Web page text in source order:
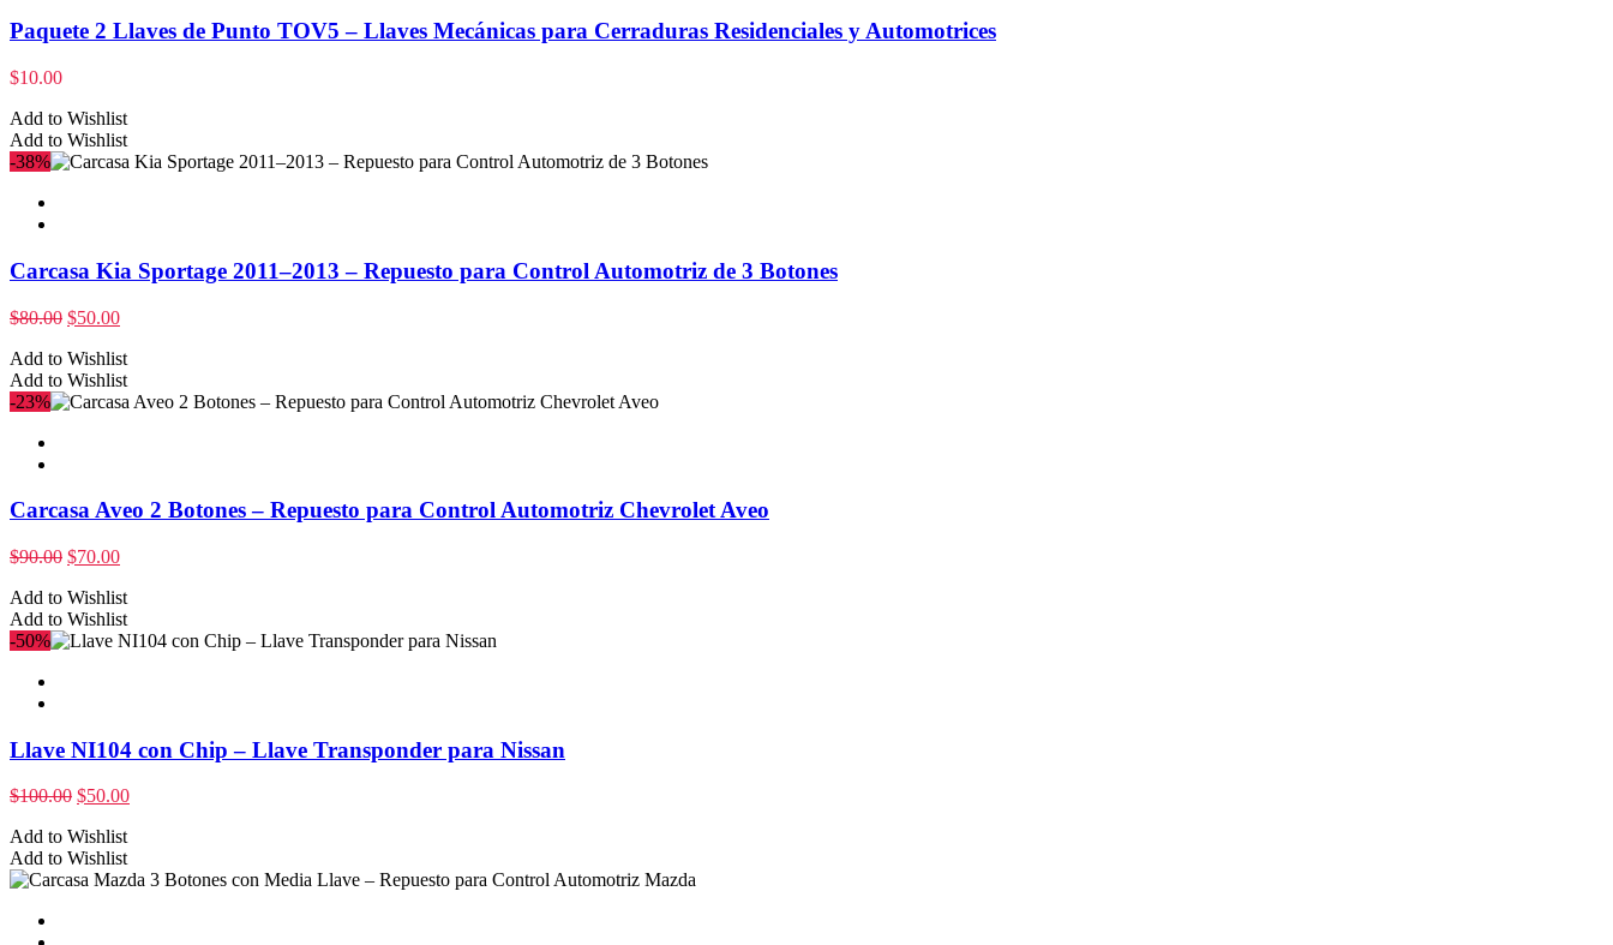
Paquete 2 Llaves de Punto TOV5 – Llaves Mecánicas para Cerraduras Residenciales y Automotrices
$10.00
Add to Wishlist
Add to Wishlist
-38%
Carcasa Kia Sportage 2011–2013 – Repuesto para Control Automotriz de 3 Botones
$80.00 $50.00
Add to Wishlist
Add to Wishlist
-23%
Carcasa Aveo 2 Botones – Repuesto para Control Automotriz Chevrolet Aveo
$90.00 $70.00
Add to Wishlist
Add to Wishlist
-50%
Llave NI104 con Chip – Llave Transponder para Nissan
$100.00 $50.00
Add to Wishlist
Add to Wishlist